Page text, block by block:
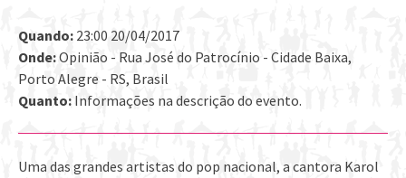
Quando: 23:00 20/04/2017
Onde:Opinião - Rua José do Patrocínio - Cidade Baixa,
Porto Alegre - RS, Brasil
Quanto: Informações na descrição do evento.
Uma das grandes artistas do pop nacional, a cantora Karol